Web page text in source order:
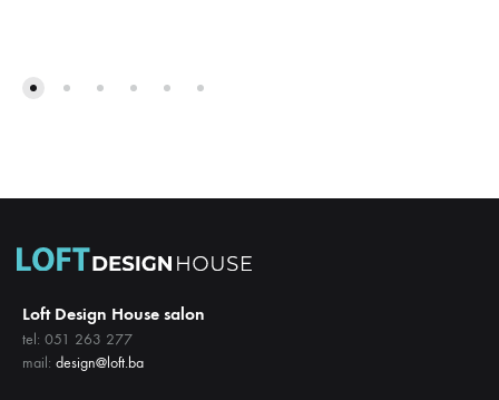
Loft Design House salon
tel: 051 263 277
mail: design@loft.ba